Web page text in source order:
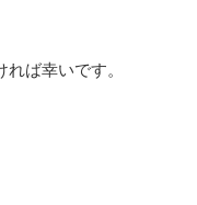
ば幸いです。